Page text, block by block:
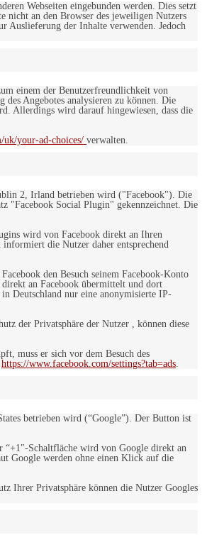
Webseiten eingebunden werden. Dies setzt
nicht an den Browser des jeweiligen Nutzers
Auslieferung der Inhalte verwenden. Jedoch
einem der Benutzerfreundlichkeit von
des Angebotes analysieren zu können. Die
Allerdings wird darauf hingewiesen, dass die
your-ad-choices/ verwalten.
2, Irland betrieben wird ("Facebook"). Die
"Facebook Social Plugin" gekennzeichnet. Die
wird von Facebook direkt an Ihren
die Nutzer daher entsprechend
den Besuch seinem Facebook-Konto
an Facebook übermittelt und dort
Deutschland nur eine anonymisierte IP-
der Privatsphäre der Nutzer , können diese
muss er sich vor dem Besuch des
https://www.facebook.com/settings?tab=ads.
betrieben wird (“Google”). Der Button ist
“+1″-Schaltfläche wird von Google direkt an
Google werden ohne einen Klick auf die
Ihrer Privatsphäre können die Nutzer Googles